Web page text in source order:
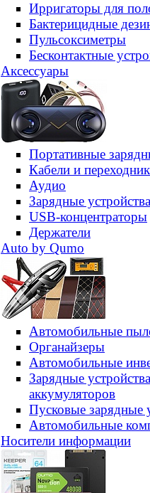
Ирригаторы для
Бактерицидные
Пульсоксиметры
Бесконтактные
Аксессуары
Портативные
Кабели и
Аудио
Зарядные устройства
USB-концентраторы
Держатели
Auto by Qumo
Автомобильные
Органайзеры
Автомобильные
Зарядные
аккумуляторов
Пусковые зарядные
Автомобильные
Носители информации